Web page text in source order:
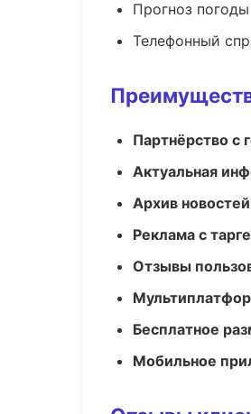
Прогноз
Телефонный
Партнёрство с
Актуальная
Архив
Реклама с
Отзывы
Бесплатное
Мобильное